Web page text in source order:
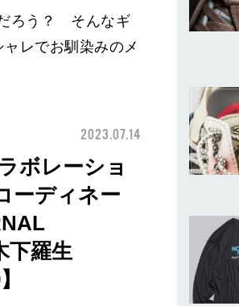
ろう？ そんなギ
レでお馴染みのメ
2023.07.14
ボレーショ
ーディネー
下羅生